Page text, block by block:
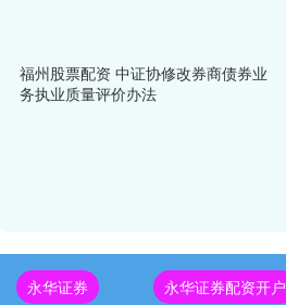
福州股票配资 中证协修改券商债券业
务执业质量评价办法
永华证券 永华证券配资开户